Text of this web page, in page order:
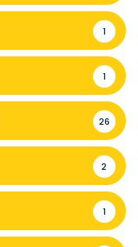
1
1
26
2
1